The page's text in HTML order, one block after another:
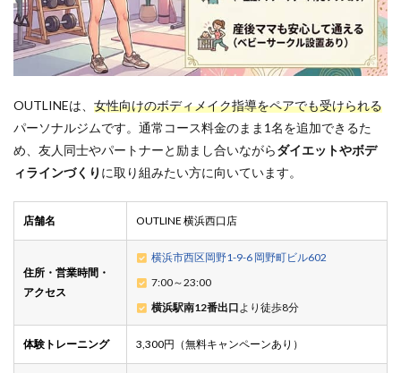
OUTLINEは、 女性向けのボディメイク指導をペアでも受けられる
パーソナルジムです。通常コース料金のまま1名を追加できるた
め、友人同士やパートナーと励まし合いながらダイエットやボデ
ィラインづくり に取り組みたい方に向いています。
店舗名 OUTLINE 横浜西口店
住所・営業時間・
アクセス
横浜市西区岡野1-9-6 岡野町ビル602
7:00～23:00
横浜駅南12番出口 より徒歩8分
体験トレーニング 3,300円（無料キャンペーンあり）